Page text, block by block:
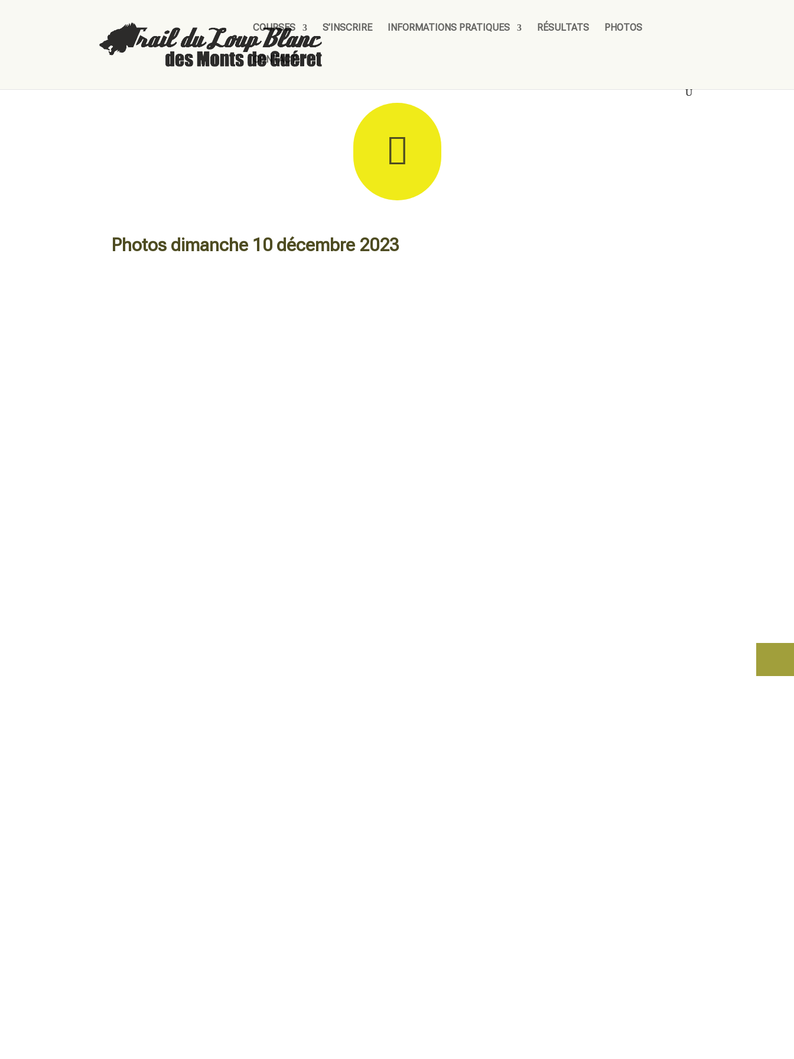
COURSES S’INSCRIRE INFORMATIONS PRATIQUES RÉSULTATS PHOTOS
CONTACT

Photos dimanche 10 décembre 2023